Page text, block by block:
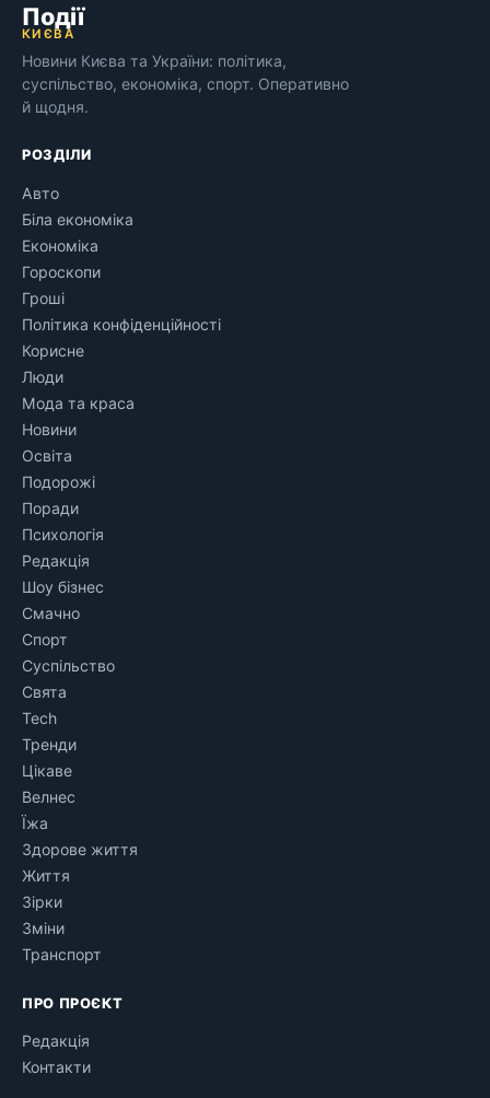
Події
КИЄВА
Новини Києва та України: політика,
суспільство, економіка, спорт. Оперативно
й щодня.
РОЗДІЛИ
Авто
Біла економіка
Економіка
Гороскопи
Гроші
Політика конфіденційності
Корисне
Люди
Мода та краса
Новини
Освіта
Подорожі
Поради
Психологія
Редакція
Шоу бізнес
Смачно
Спорт
Суспільство
Свята
Tech
Тренди
Цікаве
Велнес
Їжа
Здорове життя
Життя
Зірки
Зміни
Транспорт
ПРО ПРОЄКТ
Редакція
Контакти